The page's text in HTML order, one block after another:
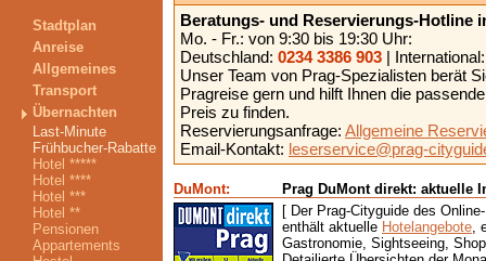
Stadtplan
Anreise
Allgemeines
Transport
Übernachten
Last-Minute
Frühbucher-Rabatte
Hotel *****
Hotel ****
Hotel ***
Hotel **
Pensionen
Appartements
Beratungs- und Reservierungs-Hotline
Mo. - Fr.: von 9:30 bis 19:30 Uhr:
Deutschland: 0234 3386 903 |
Unser Team von Prag-Spezialisten berät
Pragreise gern und hilft Ihnen die
Preis zu finden.
Reservierungsanfrage: Allgemeine
Email-Kontakt: leserservice@prag-
DuMont:
Prag DuMont direkt: aktuelle
[ Der Prag-Cityguide des
enthält aktuelle Hotelangebote,
Gastronomie, Sightseeing,